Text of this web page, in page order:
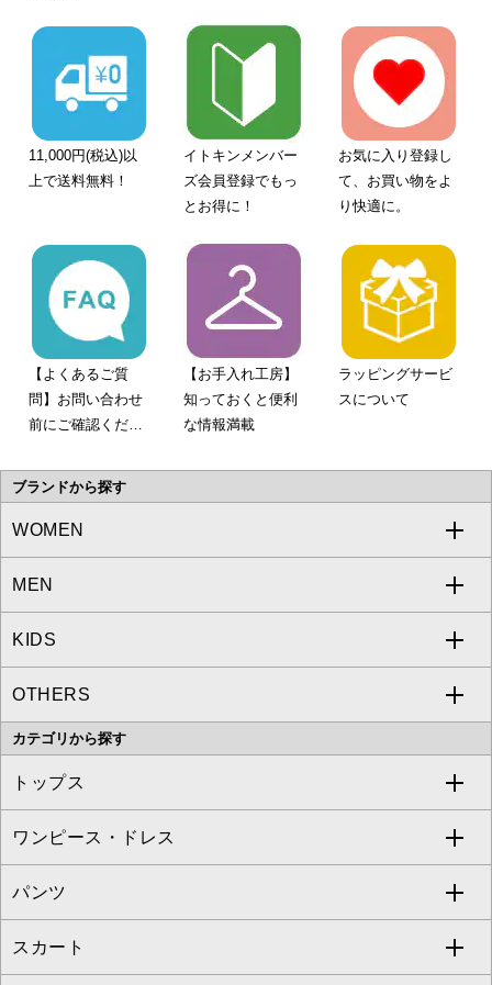
11,000円(税込)以
上で送料無料！
イトキンメンバー
ズ会員登録でもっ
とお得に！
お気に入り登録し
て、お買い物をよ
り快適に。
【よくあるご質
問】お問い合わせ
前にご確認くださ
【お手入れ工房】
知っておくと便利
な情報満載
ラッピングサービ
スについて
ブランドから探す
WOMEN
a.v.v
MICHEL KLEIN
MK MICHEL KLEIN
OFUON le MK
MEN
a.v.v
MICHEL KLEIN HOMME
MK MICHEL KLEIN HOMME
KIDS
a.v.v
OTHERS
MK MICHEL KLEIN BAG
カテゴリから探す
トップス
すべてのトップス
カットソー・Tシャツ
ブラウス・シャツ
ワンピース・ドレス
すべてのワンピース・ドレス
ワンピース
パンツ
すべてのパンツ
スカート